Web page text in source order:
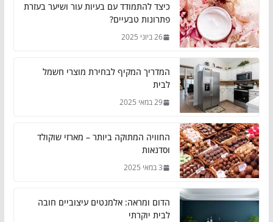
כיצד להתמודד עם בעיות עור ושיער בעזרת
פתרונות טבעיים?
26 ביוני 2025
המדריך המקיף לבחירת מוצרי חשמל
לבית
29 במאי 2025
החוויה המתוקה ביותר – מארזי שוקולד
וסדנאות
3 במאי 2025
הדום ומראה: אלמנטים עיצוביים חובה
לבית יוקרתי